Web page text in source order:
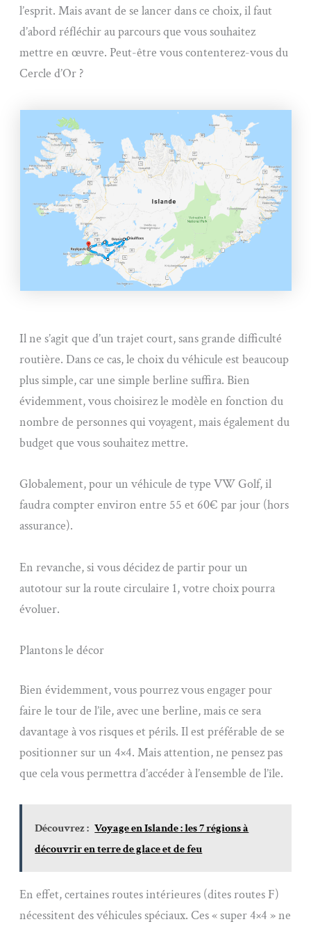
l’esprit. Mais avant de se lancer dans ce choix, il faut
d’abord réfléchir au parcours que vous souhaitez
mettre en œuvre. Peut-être vous contenterez-vous du
Cercle d’Or ?
Il ne s’agit que d’un trajet court, sans grande difficulté
routière. Dans ce cas, le choix du véhicule est beaucoup
plus simple, car une simple berline suffira. Bien
évidemment, vous choisirez le modèle en fonction du
nombre de personnes qui voyagent, mais également du
budget que vous souhaitez mettre.
Globalement, pour un véhicule de type VW Golf, il
faudra compter environ entre 55 et 60€ par jour (hors
assurance).
En revanche, si vous décidez de partir pour un
autotour sur la route circulaire 1, votre choix pourra
évoluer.
Plantons le décor
Bien évidemment, vous pourrez vous engager pour
faire le tour de l’île, avec une berline, mais ce sera
davantage à vos risques et périls. Il est préférable de se
positionner sur un 4×4. Mais attention, ne pensez pas
que cela vous permettra d’accéder à l’ensemble de l’île.
Découvrez : Voyage en Islande : les 7 régions à
découvrir en terre de glace et de feu
En effet, certaines routes intérieures (dites routes F)
nécessitent des véhicules spéciaux. Ces « super 4×4 » ne